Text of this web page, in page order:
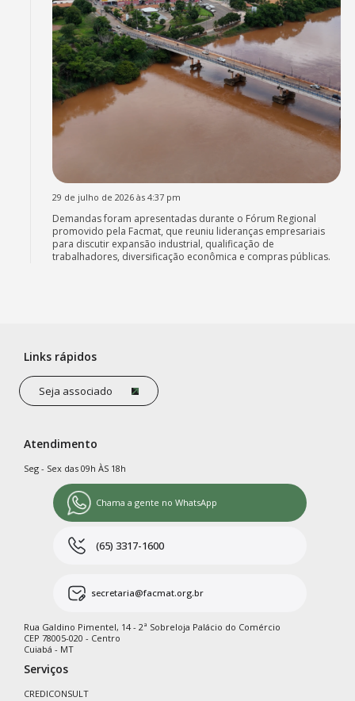
29 de julho de 2026 às 4:37 pm
Demandas foram apresentadas durante o Fórum Regional
promovido pela Facmat, que reuniu lideranças empresariais
para discutir expansão industrial, qualificação de
trabalhadores, diversificação econômica e compras públicas.
Links rápidos
Seja associado
Atendimento
Seg - Sex das 09h ÀS 18h
Chama a gente no WhatsApp
(65) 3317-1600
secretaria@facmat.org.br
Rua Galdino Pimentel, 14 - 2ª Sobreloja Palácio do Comércio
CEP 78005-020 - Centro
Cuiabá - MT
Serviços
CREDICONSULT